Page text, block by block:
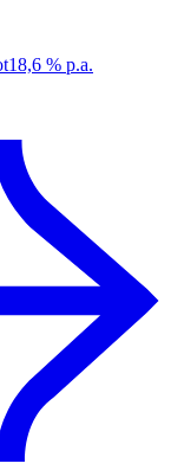
18,6 % p.a.